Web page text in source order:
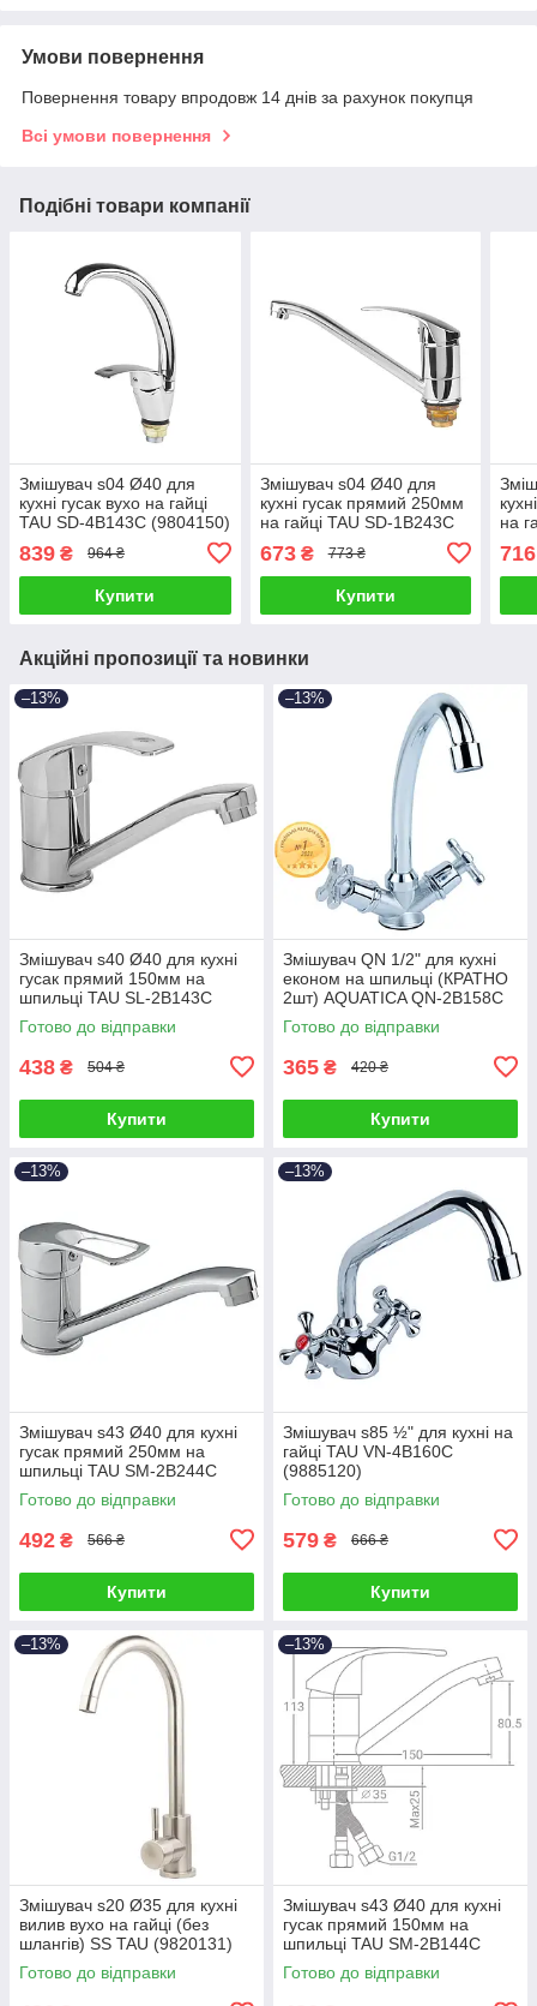
Умови повернення
Повернення товару впродовж 14 днів за рахунок покупця
Всі умови повернення
Подібні товари компанії
Змішувач s04 Ø40 для
кухні гусак вухо на гайці
TAU SD-4B143C (9804150)
839 ₴ 964 ₴
Купити
Змішувач s04 Ø40 для
кухні гусак прямий 250мм
на гайці TAU SD-1B243C
673₴ 773 ₴
Купити
на
716
Акційні пропозиції та новинки
–13%
Змішувач s40 Ø40 для кухні
гусак прямий 150мм на
шпильці TAU SL-2B143C
(9840120)
Готово до відправки
438 ₴ 504 ₴
Купити
–13%
Змішувач QN 1/2" для кухні
економ на шпильці (КРАТНО
2шт) AQUATICA QN-2B158C
(9786100)
Готово до відправки
365 ₴ 420 ₴
Купити
–13%
Змішувач s43 Ø40 для кухні
гусак прямий 250мм на
шпильці TAU SM-2B244C
(9843130)
Готово до відправки
492 ₴ 566 ₴
Купити
–13%
Змішувач s85 ½" для кухні на
гайці TAU VN-4B160C
(9885120)
Готово до відправки
579 ₴ 666 ₴
Купити
–13%
Змішувач s20 Ø35 для кухні
вилив вухо на гайці (без
шлангів) SS TAU (9820131)
Готово до відправки
–13%
Змішувач s43 Ø40 для кухні
гусак прямий 150мм на
шпильці TAU SM-2B144C
(9843120)
Готово до відправки